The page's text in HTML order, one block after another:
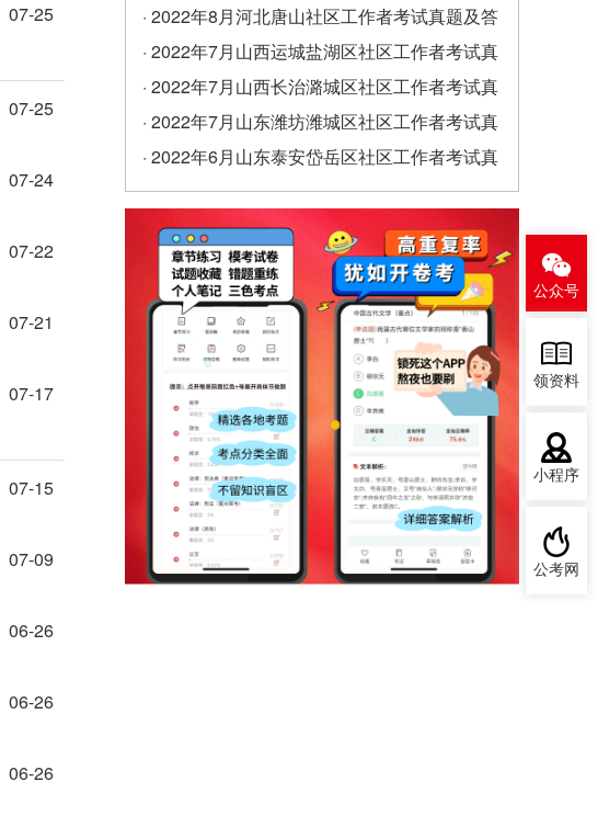
07-25
07-25
07-24
07-22
07-21
07-17
07-15
07-09
06-26
06-26
06-26
题及答案
· 2022年8月河北唐山社区工作者考试真题及答
案
· 2022年7月山西运城盐湖区社区工作者考试真
题及答案
· 2022年7月山西长治潞城区社区工作者考试真
题及答案
· 2022年7月山东潍坊潍城区社区工作者考试真
题及答案
· 2022年6月山东泰安岱岳区社区工作者考试真
题及答案（精选）
公众号
领资料
小程序
公考网